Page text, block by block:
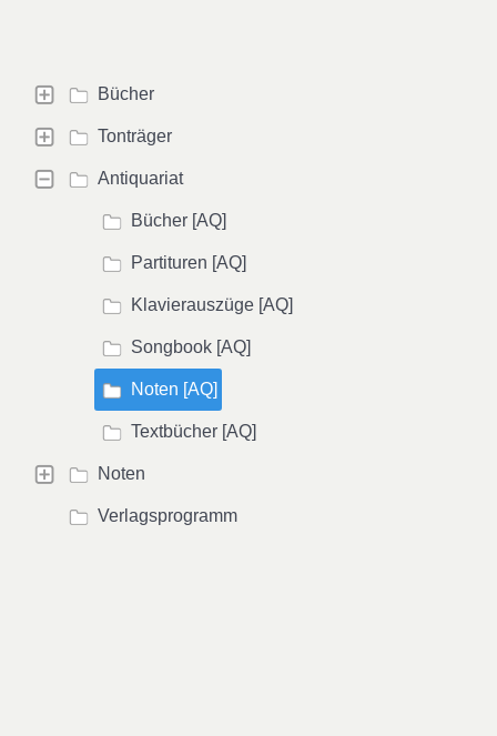
Bücher
Tonträger
Antiquariat
Bücher [AQ]
Partituren [AQ]
Klavierauszüge [AQ]
Songbook [AQ]
Noten [AQ]
Textbücher [AQ]
Noten
Verlagsprogramm